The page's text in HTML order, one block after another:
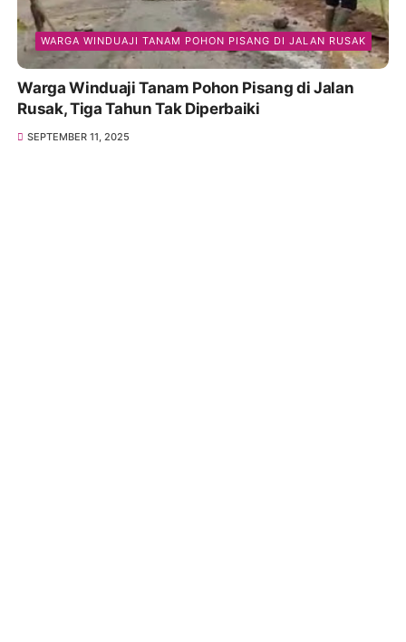
WARGA WINDUAJI TANAM POHON PISANG DI JALAN RUSAK
Warga Winduaji Tanam Pohon Pisang di Jalan
Rusak, Tiga Tahun Tak Diperbaiki
SEPTEMBER 11, 2025